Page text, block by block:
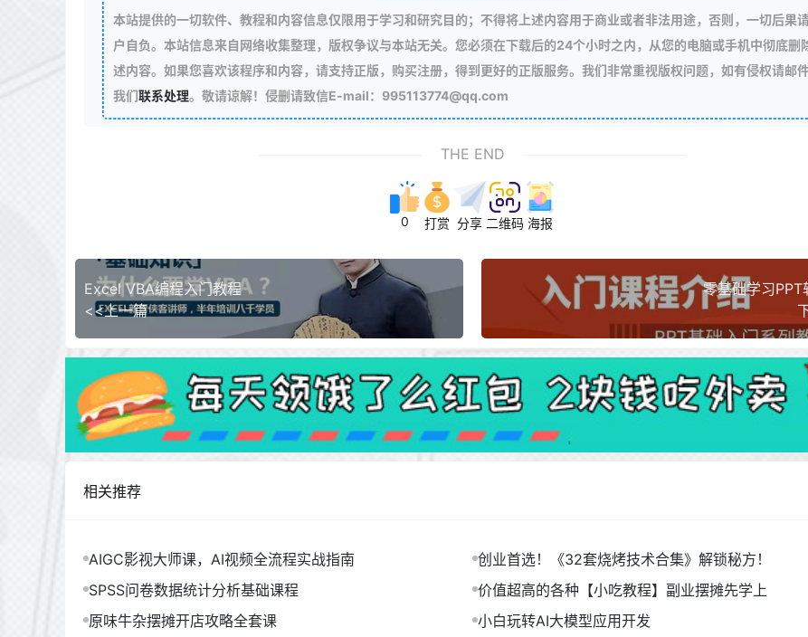
本站提供的一切软件、教程和内容信息仅限用于学习和研究目的；不得将上述内容用于商业或者非法用途，否则，一切后果
户自负。本站信息来自网络收集整理，版权争议与本站无关。您必须在下载后的24个小时之内，从您的电脑或手机中彻底删
述内容。如果您喜欢该程序和内容，请支持正版，购买注册，得到更好的正版服务。我们非常重视版权问题，如有侵权请邮
我们联系处理。敬请谅解！侵删请致信E-mail：995113774@qq.com
THE END
0 打赏 分享 二维码 海报
Excel VBA编程入门教程
<<上一篇
零基础学习PPT
相关推荐
AIGC影视大师课，AI视频全流程实战指南
创业首选！《32套烧烤技术合集》解锁秘方！
SPSS问卷数据统计分析基础课程
价值超高的各种【小吃教程】副业摆摊先学上
原味牛杂摆摊开店攻略全套课
小白玩转AI大模型应用开发